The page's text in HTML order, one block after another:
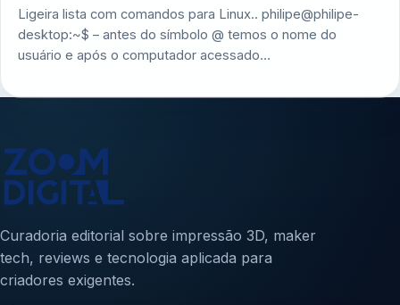
Ligeira lista com comandos para Linux.. philipe@philipe-
desktop:~$ – antes do símbolo @ temos o nome do
usuário e após o computador acessado…
Curadoria editorial sobre impressão 3D, maker
tech, reviews e tecnologia aplicada para
criadores exigentes.